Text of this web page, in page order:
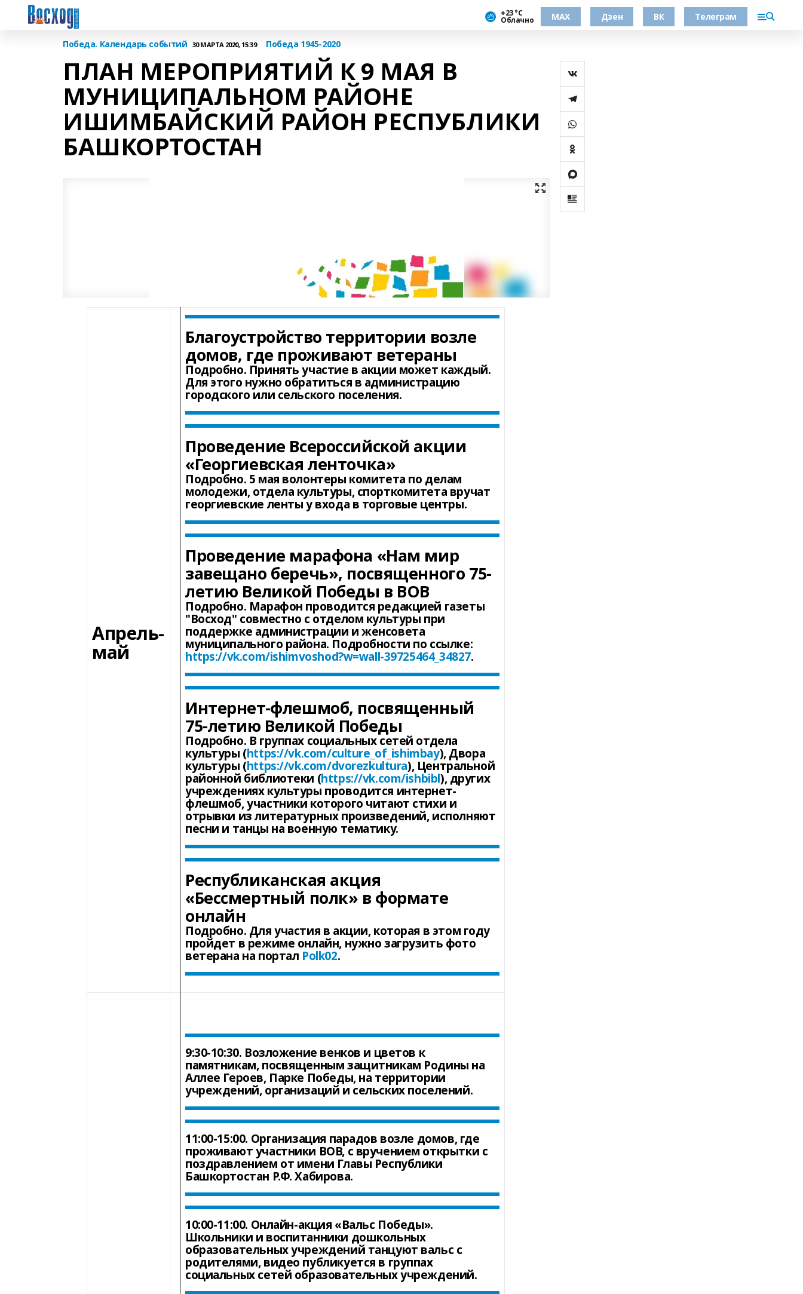
+23 °С
Облачно МАХ Дзен ВК Телеграм
Победа. Календарь событий 30 МАРТА 2020, 15:39 Победа 1945-2020
ПЛАН МЕРОПРИЯТИЙ К 9 МАЯ В
МУНИЦИПАЛЬНОМ РАЙОНЕ
ИШИМБАЙСКИЙ РАЙОН РЕСПУБЛИКИ
БАШКОРТОСТАН
Апрель-
май
Благоустройство территории возле
домов, где проживают ветераны
Подробно. Принять участие в акции может каждый.
Для этого нужно обратиться в администрацию
городского или сельского поселения.
Проведение Всероссийской акции
«Георгиевская ленточка»
Подробно. 5 мая волонтеры комитета по делам
молодежи, отдела культуры, спорткомитета вручат
георгиевские ленты у входа в торговые центры.
Проведение марафона «Нам мир
завещано беречь», посвященного 75-
летию Великой Победы в ВОВ
Подробно. Марафон проводится редакцией газеты
"Восход" совместно с отделом культуры при
поддержке администрации и женсовета
муниципального района. Подробности по ссылке:
https://vk.com/ishimvoshod?w=wall-39725464_34827.
Интернет-флешмоб, посвященный
75-летию Великой Победы
Подробно. В группах социальных сетей отдела
культуры (https://vk.com/culture_of_ishimbay), Двора
культуры (https://vk.com/dvorezkultura), Центральной
районной библиотеки (https://vk.com/ishbibl), других
учреждениях культуры проводится интернет-
флешмоб, участники которого читают стихи и
отрывки из литературных произведений, исполняют
песни и танцы на военную тематику.
Республиканская акция
«Бессмертный полк» в формате
онлайн
Подробно. Для участия в акции, которая в этом году
пройдет в режиме онлайн, нужно загрузить фото
ветерана на портал Polk02.
9:30-10:30. Возложение венков и цветов к
памятникам, посвященным защитникам Родины на
Аллее Героев, Парке Победы, на территории
учреждений, организаций и сельских поселений.
11:00-15:00. Организация парадов возле домов, где
проживают участники ВОВ, с вручением открытки с
поздравлением от имени Главы Республики
Башкортостан Р.Ф. Хабирова.
10:00-11:00. Онлайн-акция «Вальс Победы».
Школьники и воспитанники дошкольных
образовательных учреждений танцуют вальс с
родителями, видео публикуется в группах
социальных сетей образовательных учреждений.